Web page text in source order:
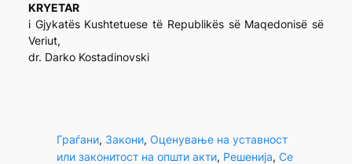
KRYETAR
i Gjykatës Kushtetuese të Republikës së Maqedonisë së
Veriut,
dr. Darko Kostadinovski
Граѓани, Закони, Оценување на уставност
или законитост на општи акти, Решенија, Се